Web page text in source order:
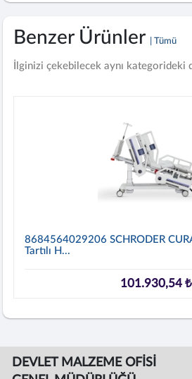
Benzer Ürünler | Tümü
İlginizi çekebilecek aynı kategorideki
8684564029206 SCHRODER
Tartılı H...
101.930,54 ₺
DEVLET MALZEME OFİSİ